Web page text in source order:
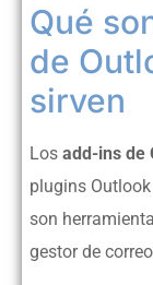
Qué
de
sirven
Los add-ins de
plugins
son
gestor de